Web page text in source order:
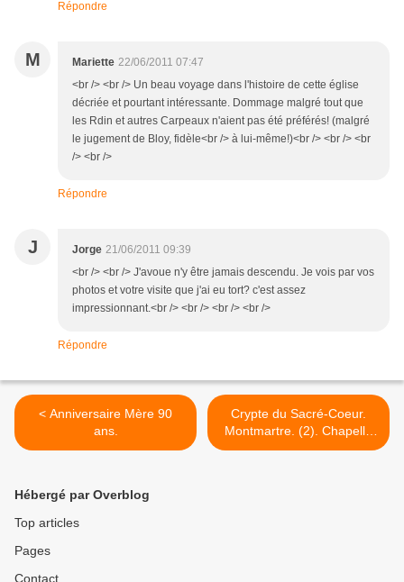
Répondre
M Mariette 22/06/2011 07:47
<br /> <br /> Un beau voyage dans l'histoire de cette église
décriée et pourtant intéressante. Dommage malgré tout que
les Rdin et autres Carpeaux n'aient pas été préférés! (malgré
le jugement de Bloy, fidèle<br /> à lui-même!)<br /> <br /> <br
/> <br />
Répondre
J Jorge 21/06/2011 09:39
<br /> <br /> J'avoue n'y être jamais descendu. Je vois par vos
photos et votre visite que j'ai eu tort? c'est assez
impressionnant.<br /> <br /> <br /> <br />
Répondre
< Anniversaire Mère 90
ans.
Crypte du Sacré-Coeur.
Montmartre. (2). Chapelle
funéraire... >
Hébergé par Overblog
Top articles
Pages
Contact